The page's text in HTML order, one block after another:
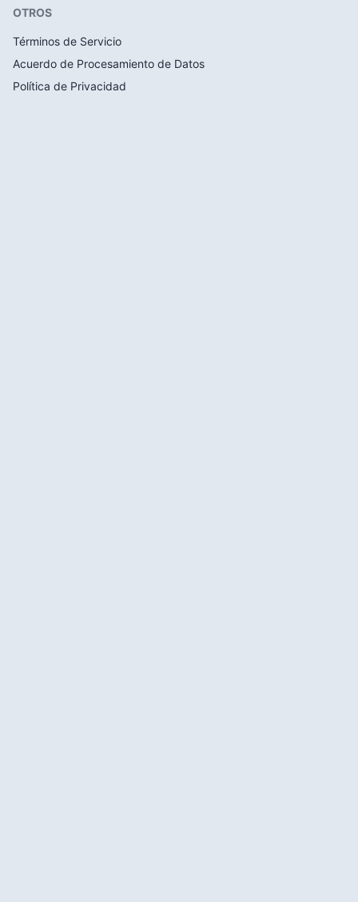
OTROS
Términos de Servicio
Acuerdo de Procesamiento de Datos
Política de Privacidad